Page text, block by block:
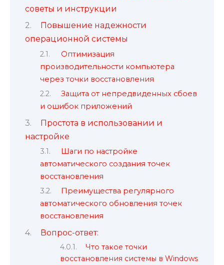
советы и инструкции
Повышение надежности
операционной системы
Оптимизация
производительности компьютера
через точки восстановления
Защита от непредвиденных сбоев
и ошибок приложений
Простота в использовании и
настройке
Шаги по настройке
автоматического создания точек
восстановления
Преимущества регулярного
автоматического обновления точек
восстановления
Вопрос-ответ:
Что такое точки
восстановления системы в Windows